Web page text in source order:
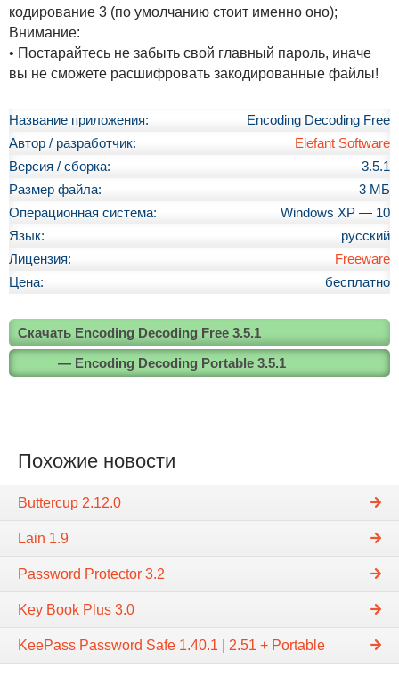
кодирование 3 (по умолчанию стоит именно оно);
Внимание:
• Постарайтесь не забыть свой главный пароль, иначе
вы не сможете расшифровать закодированные файлы!
Название приложения:
Encoding Decoding Free
Автор / разработчик:
Elefant Software
Версия / сборка:
3.5.1
Размер файла:
3 МБ
Операционная система:
Windows XP — 10
Язык:
русский
Лицензия:
Freeware
Цена:
бесплатно
Скачать Encoding Decoding Free 3.5.1
— Encoding Decoding Portable 3.5.1
Похожие новости
Buttercup 2.12.0
Lain 1.9
Password Protector 3.2
Key Book Plus 3.0
KeePass Password Safe 1.40.1 | 2.51 + Portable